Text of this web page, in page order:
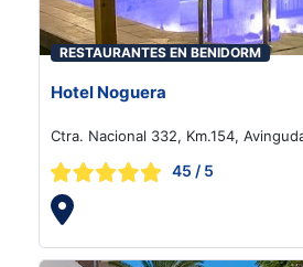
RESTAURANTES EN BENIDORM
Hotel Noguera
Ctra. Nacional 332, Km.154,
45 / 5